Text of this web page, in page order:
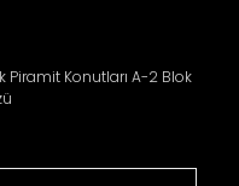
Piramit Konutları A-2 Blok